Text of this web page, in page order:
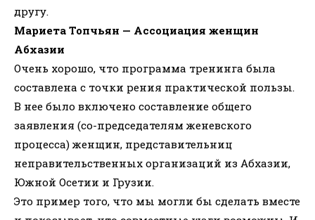
другу.
Мариета Топчьян — Ассоциация женщин
Абхазии
Очень хорошо, что программа тренинга была
составлена с точки рения практической пользы.
В нее было включено составление общего
заявления (со-председателям женевского
процесса) женщин, представительниц
неправительственных организаций из Абхазии,
Южной Осетии и Грузии.
Это пример того, что мы могли бы сделать вместе